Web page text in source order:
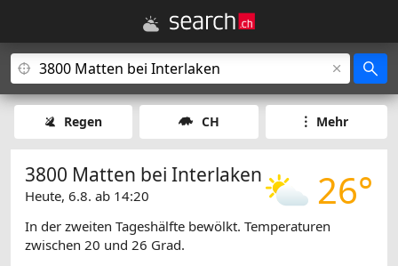
Regen CH Mehr
26°
3800 Matten bei Interlaken
Heute, 6.8. ab 14:20
In der zweiten Tageshälfte bewölkt. Temperaturen
zwischen 20 und 26 Grad.